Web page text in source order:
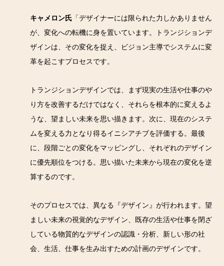
キャメロン氏 「デザイナーには限られた力しかありません
が、変化への転機に身を置いています。トランジションデ
ザインは、その変化を捉え、ビジョン主導でシステムに変
革を起こすプロセスです。
トランジションデザインでは、まず現実の生活や仕事のや
り方を改善するだけではなく、それらを根本的に変えるよ
うな、望ましい未来を思い描きます。次に、現在のシステ
ムを変える力となり得るイニシアチブを評価する。最後
に、段階ごとの変化をマッピングし、それぞれのデザイン
に優先順位をつける。思い描いた未来から現在の変化を逆
算するのです。
そのプロセスでは、異なる『デザイン』が行われます。望
ましい未来の視覚的なデザイン、既存の生活や仕事を閉ざ
している物質的なデザインの認識・分析、新しい形の社
会、生活、仕事を生み出すための計画のデザインです。